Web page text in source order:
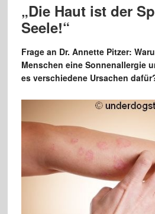
„Die Haut ist der
Seele!“
Frage an Dr. Annette Pitzer:
Menschen eine Sonnenallergie
es verschiedene Ursachen